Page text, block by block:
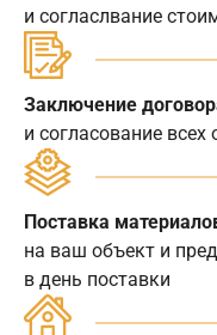
и согласлвание
Заключение
и согласование
Поставка
на ваш объект и
в день поставки